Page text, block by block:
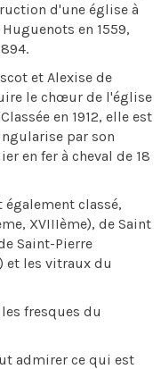
d'une église à
en 1559,
et Alexise de
le chœur de l'église
en 1912, elle est
par son
en fer à cheval de 18
également classé,
XVIIIème), de Saint
Saint-Pierre
et les vitraux du
fresques du
admirer ce qui est